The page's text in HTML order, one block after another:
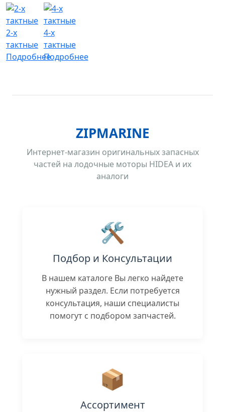
2-х
тактные
Подробнее
4-х
тактные
Подробнее
ZIPMARINE
Интернет-магазин оригинальных запасных
частей на лодочные моторы HIDEA и их
аналоги
🛠️
Подбор и Консультации
В нашем каталоге Вы легко найдете
нужный раздел. Если потребуется
консультация, наши специалисты
помогут с подбором запчастей.
📦
Ассортимент